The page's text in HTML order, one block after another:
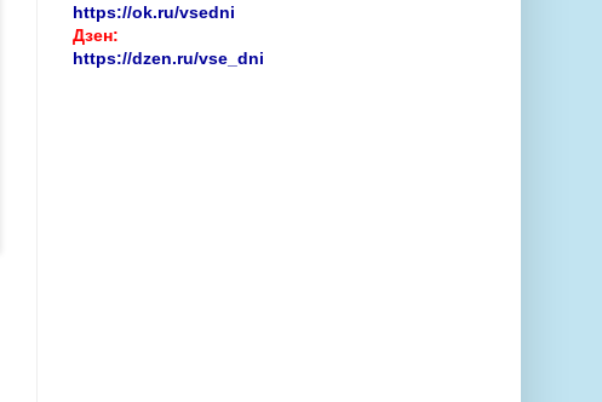
https://ok.ru/vsedni
Дзен:
https://dzen.ru/vse_dni